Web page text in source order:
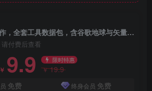
AI三维地理视频制作，全套工具数据包，含谷歌地球与矢量地图资源
付费后查看
￥ 9.9 限时特惠
￥19.9
免费 终身会员 免费